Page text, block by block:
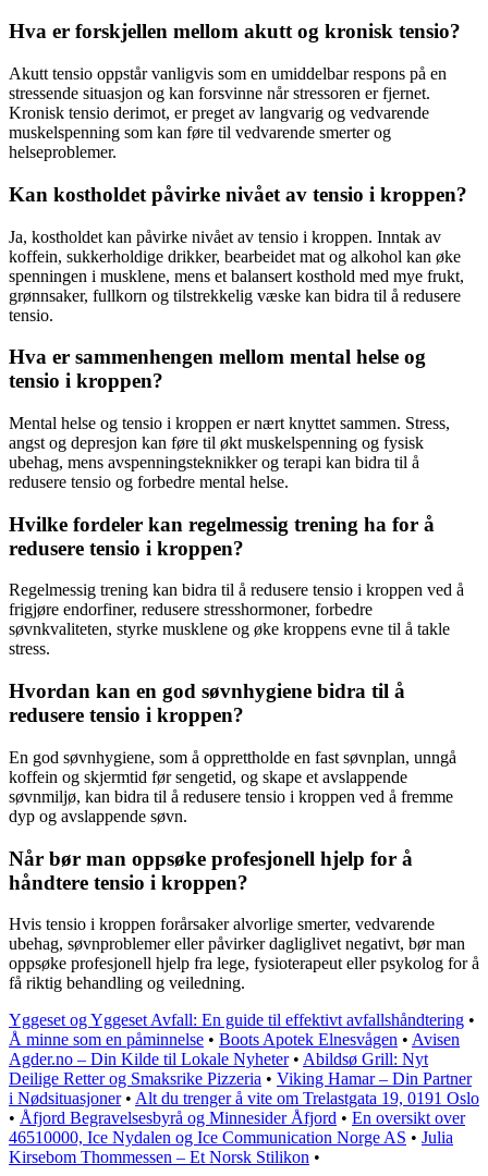
Hva er forskjellen mellom akutt og kronisk tensio?
Akutt tensio oppstår vanligvis som en umiddelbar respons på en
stressende situasjon og kan forsvinne når stressoren er fjernet.
Kronisk tensio derimot, er preget av langvarig og vedvarende
muskelspenning som kan føre til vedvarende smerter og
helseproblemer.
Kan kostholdet påvirke nivået av tensio i kroppen?
Ja, kostholdet kan påvirke nivået av tensio i kroppen. Inntak av
koffein, sukkerholdige drikker, bearbeidet mat og alkohol kan øke
spenningen i musklene, mens et balansert kosthold med mye frukt,
grønnsaker, fullkorn og tilstrekkelig væske kan bidra til å redusere
tensio.
Hva er sammenhengen mellom mental helse og
tensio i kroppen?
Mental helse og tensio i kroppen er nært knyttet sammen. Stress,
angst og depresjon kan føre til økt muskelspenning og fysisk
ubehag, mens avspenningsteknikker og terapi kan bidra til å
redusere tensio og forbedre mental helse.
Hvilke fordeler kan regelmessig trening ha for å
redusere tensio i kroppen?
Regelmessig trening kan bidra til å redusere tensio i kroppen ved å
frigjøre endorfiner, redusere stresshormoner, forbedre
søvnkvaliteten, styrke musklene og øke kroppens evne til å takle
stress.
Hvordan kan en god søvnhygiene bidra til å
redusere tensio i kroppen?
En god søvnhygiene, som å opprettholde en fast søvnplan, unngå
koffein og skjermtid før sengetid, og skape et avslappende
søvnmiljø, kan bidra til å redusere tensio i kroppen ved å fremme
dyp og avslappende søvn.
Når bør man oppsøke profesjonell hjelp for å
håndtere tensio i kroppen?
Hvis tensio i kroppen forårsaker alvorlige smerter, vedvarende
ubehag, søvnproblemer eller påvirker dagliglivet negativt, bør man
oppsøke profesjonell hjelp fra lege, fysioterapeut eller psykolog for å
få riktig behandling og veiledning.
Yggeset og Yggeset Avfall: En guide til effektivt avfallshåndtering •
Å minne som en påminnelse • Boots Apotek Elnesvågen • Avisen
Agder.no – Din Kilde til Lokale Nyheter• Abildsø Grill: Nyt
Deilige Retter og Smaksrike Pizzeria • Viking Hamar – Din Partner
i Nødsituasjoner• Alt du trenger å vite om Trelastgata 19, 0191 Oslo
• Åfjord Begravelsesbyrå og Minnesider Åfjord • En oversikt over
46510000, Ice Nydalen og Ice Communication Norge AS • Julia
Kirsebom Thommessen – Et Norsk Stilikon •